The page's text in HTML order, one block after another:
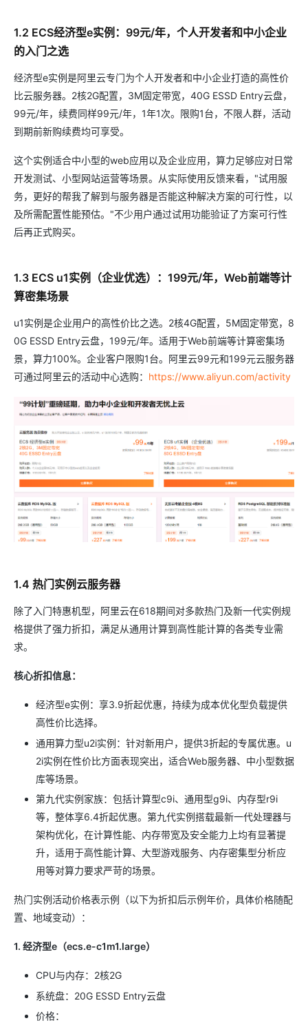
1.2 ECS经济型e实例：99元/年，个人开发者和中小企业
的入门之选
经济型e实例是阿里云专门为个人开发者和中小企业打造的高性价
比云服务器。2核2G配置，3M固定带宽，40G ESSD Entry云盘，
99元/年，续费同样99元/年，1年1次。限购1台，不限人群，活动
到期前新购续费均可享受。
这个实例适合中小型的web应用以及企业应用，算力足够应对日常
开发测试、小型网站运营等场景。从实际使用反馈来看，"试用服
务，更好的帮我了解到与服务器是否能这种解决方案的可行性，以
及所需配置性能预估。"不少用户通过试用功能验证了方案可行性
后再正式购买。
1.3 ECS u1实例（企业优选）：199元/年，Web前端等计
算密集场景
u1实例是企业用户的高性价比之选。2核4G配置，5M固定带宽，8
0G ESSD Entry云盘，199元/年。适用于Web前端等计算密集场
景，算力100%。企业客户限购1台。阿里云99元和199元云服务器
可通过阿里云的活动中心选购： https://www.aliyun.com/activity
1.4 热门实例云服务器
除了入门特惠机型，阿里云在618期间对多款热门及新一代实例规
格提供了强力折扣，满足从通用计算到高性能计算的各类专业需
求。
核心折扣信息：
经济型e实例：享3.9折起优惠，持续为成本优化型负载提供
高性价比选择。
通用算力型u2i实例：针对新用户，提供3折起的专属优惠。u
2i实例在性价比方面表现突出，适合Web服务器、中小型数据
库等场景。
第九代实例家族：包括计算型c9i、通用型g9i、内存型r9i
等，整体享6.4折起优惠。第九代实例搭载最新一代处理器与
架构优化，在计算性能、内存带宽及安全能力上均有显著提
升，适用于高性能计算、大型游戏服务、内存密集型分析应
用等对算力要求严苛的场景。
热门实例活动价格表示例（以下为折扣后示例年价，具体价格随配
置、地域变动）：
1. 经济型e（ecs.e-c1m1.large）
CPU与内存：2核2G
系统盘：20G ESSD Entry云盘
价格：